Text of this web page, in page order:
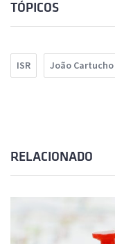
TÓPICOS
ISR João Cartucho
RELACIONADO